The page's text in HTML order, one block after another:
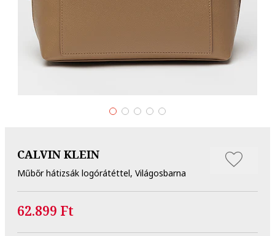
CALVIN KLEIN
Műbőr hátizsák logórátéttel, Világosbarna
62.899 Ft